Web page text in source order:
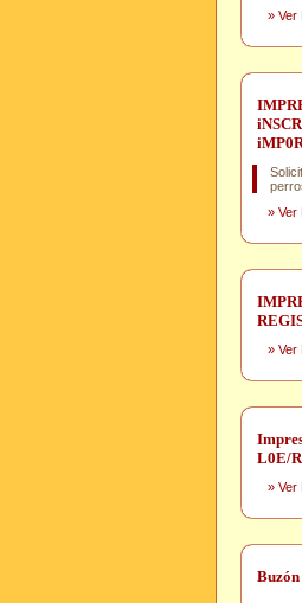
» Ver
» Ver
» Ver
L0E/
» Ver
Buzón